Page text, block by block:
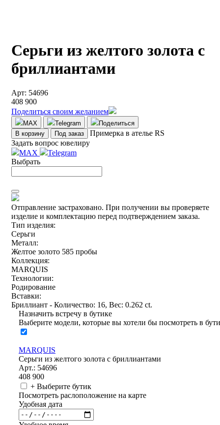
Серьги из желтого золота с
бриллиантами
Арт: 54696
408 900
Поделиться своим желанием
MAX Telegram
Поделиться
В корзину
Под заказ
Примерка в ателье RS
Задать вопрос ювелиру
MAX
Telegram
Выбрать
Отправление застраховано. При получении вы проверяете
изделие и комплектацию перед подтверждением заказа.
Тип изделия:
Серьги
Металл:
Желтое золото 585 пробы
Коллекция:
MARQUIS
Технологии:
Родирование
Вставки:
Бриллиант - Количество: 16, Вес: 0.262 ct.
Назначить встречу в бутике
Выберите модели, которые вы хотели бы посмотреть в
MARQUIS
Серьги из желтого золота с бриллиантами
Арт.: 54696
408 900
+ Выберите бутик
Посмотреть раслоположение на карте
Удобная дата